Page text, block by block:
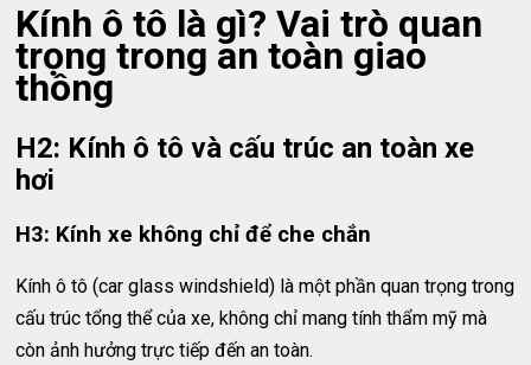
Kính ô tô là gì? Vai trò quan
trọng trong an toàn giao
thông
H2: Kính ô tô và cấu trúc an toàn xe
hơi
H3: Kính xe không chỉ để che chắn
Kính ô tô (car glass windshield) là một phần quan trọng trong
cấu trúc tổng thể của xe, không chỉ mang tính thẩm mỹ mà
còn ảnh hưởng trực tiếp đến an toàn.